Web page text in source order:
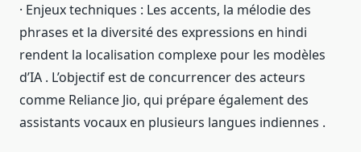
· Enjeux techniques : Les accents, la mélodie des
phrases et la diversité des expressions en hindi
rendent la localisation complexe pour les modèles
d’IA . L’objectif est de concurrencer des acteurs
comme Reliance Jio, qui prépare également des
assistants vocaux en plusieurs langues indiennes .